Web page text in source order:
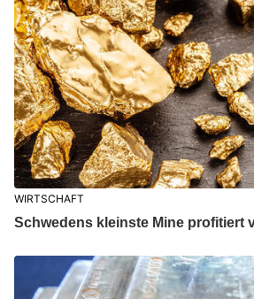
WIRTSCHAFT
Schwedens kleinste Mine profitiert